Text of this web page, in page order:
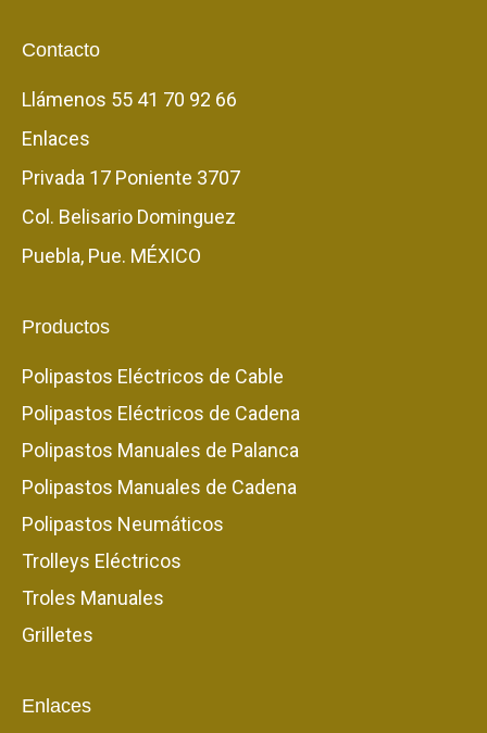
Contacto
Llámenos 55 41 70 92 66
Enlaces
Privada 17 Poniente 3707
Col. Belisario Dominguez
Puebla, Pue. MÉXICO
Productos
Polipastos Eléctricos de Cable
Polipastos Eléctricos de Cadena
Polipastos Manuales de Palanca
Polipastos Manuales de Cadena
Polipastos Neumáticos
Trolleys Eléctricos
Troles Manuales
Grilletes
Enlaces